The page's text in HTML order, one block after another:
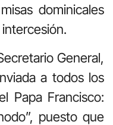
dominicales
General,
a todos los
Papa Francisco:
puesto que